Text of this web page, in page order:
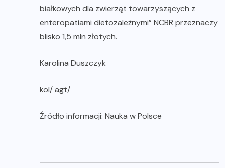
białkowych dla zwierząt towarzyszących z
enteropatiami dietozależnymi” NCBR przeznaczy
blisko 1,5 mln złotych.
Karolina Duszczyk
kol/ agt/
Źródło informacji: Nauka w Polsce